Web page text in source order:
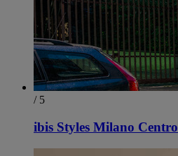
/ 5
ibis Styles Milano Centro